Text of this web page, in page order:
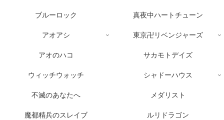
ブルーロック 真夜中ハートチューン
アオアシ 東京卍リベンジャーズ
アオのハコ サカモトデイズ
ウィッチウォッチ シャドーハウス
不滅のあなたへ メダリスト
魔都精兵のスレイブ ルリドラゴン